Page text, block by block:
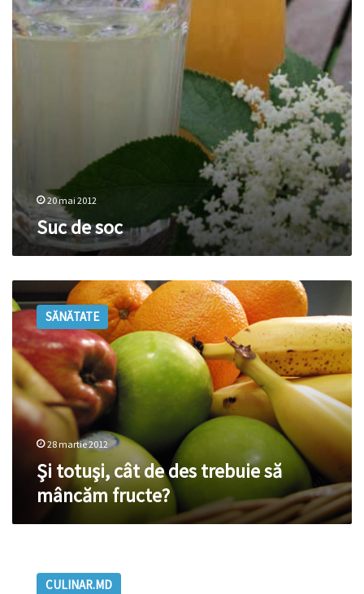
20 mai 2012
Suc de soc
totuşi,
cât
de
des
trebuie
să
mâncăm
fructe?
SĂNĂTATE
28 martie 2012
Şi totuşi, cât de des trebuie să
mâncăm fructe?
CULINAR.MD